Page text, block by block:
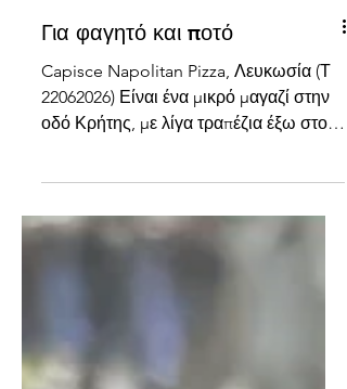
Για φαγητό και ποτό
Capisce Napolitan Pizza, Λευκωσία (Τ
22062026) Είναι ένα μικρό μαγαζί στην
απολαύσεις τις υπέροχες πίτσες που
φτιάχνουν ο ‘Αριστος και η Ιακωβία. Στο
Roasted Marinara και τη Margherita και
παράγγειλα με την παρέα μου την Nduja
(πικάντικη), την Iberico & Hot Honey και